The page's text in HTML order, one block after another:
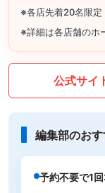
※各店先着20名限定
※詳細は各店舗のホ
公式サイ
編集部のお
予約不要で1